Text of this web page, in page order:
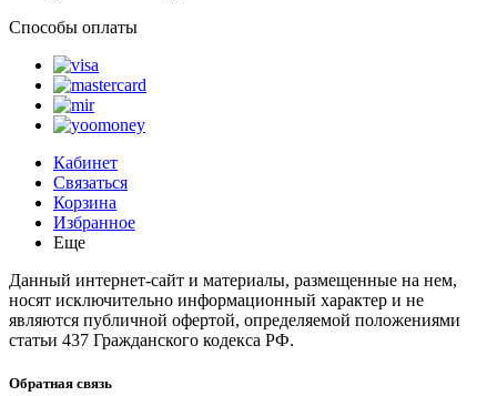
Способы оплаты
Кабинет
Связаться
Корзина
Избранное
Еще
Данный интернет-сайт и материалы, размещенные на нем,
носят исключительно информационный характер и не
являются публичной офертой, определяемой положениями
статьи 437 Гражданского кодекса РФ.
Обратная связь